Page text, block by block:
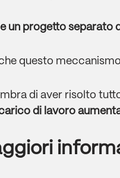
un progetto separato
questo
di aver risolto
di lavoro